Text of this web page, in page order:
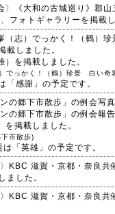
〉《大和の古城巡り》郡
フォトギャラリーを掲載
（志）でっかく！（鶴）
載しました。
）を掲載しました。
でっかく！（鶴）珍景 白い奇
感謝」の予定です。
の郷下市散歩」の例会写
の郷下市散歩」の例会報
を掲載しました。
市散歩)
「英雄」の予定です。
KBC 滋賀・京都・奈良
ました。
KBC 滋賀・京都・奈良